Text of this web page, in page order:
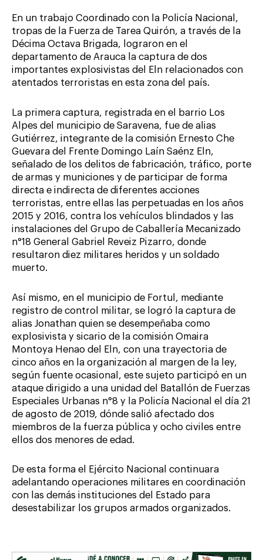
En un trabajo Coordinado con la Policía Nacional,
tropas de la Fuerza de Tarea Quirón, a través de la
Décima Octava Brigada, lograron en el
departamento de Arauca la captura de dos
importantes explosivistas del Eln relacionados con
atentados terroristas en esta zona del país.
La primera captura, registrada en el barrio Los
Alpes del municipio de Saravena, fue de alias
Gutiérrez, integrante de la comisión Ernesto Che
Guevara del Frente Domingo Laín Saénz Eln,
señalado de los delitos de fabricación, tráfico, porte
de armas y municiones y de participar de forma
directa e indirecta de diferentes acciones
terroristas, entre ellas las perpetuadas en los años
2015 y 2016, contra los vehículos blindados y las
instalaciones del Grupo de Caballería Mecanizado
n°18 General Gabriel Reveiz Pizarro, donde
resultaron diez militares heridos y un soldado
muerto.
Así mismo, en el municipio de Fortul, mediante
registro de control militar, se logró la captura de
alias Jonathan quien se desempeñaba como
explosivista y sicario de la comisión Omaira
Montoya Henao del Eln, con una trayectoria de
cinco años en la organización al margen de la ley,
según fuente ocasional, este sujeto participó en un
ataque dirigido a una unidad del Batallón de Fuerzas
Especiales Urbanas n°8 y la Policía Nacional el día 21
de agosto de 2019, dónde salió afectado dos
miembros de la fuerza pública y ocho civiles entre
ellos dos menores de edad.
De esta forma el Ejército Nacional continuara
adelantando operaciones militares en coordinación
con las demás instituciones del Estado para
desestabilizar los grupos armados organizados.